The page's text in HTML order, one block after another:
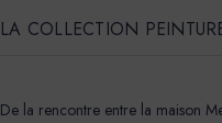
LA COLLECTION
De la rencontre entre la maison